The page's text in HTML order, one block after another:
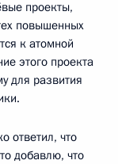
проекты,
повышенных
к атомной
этого проекта
для развития
ответил, что
добавлю, что